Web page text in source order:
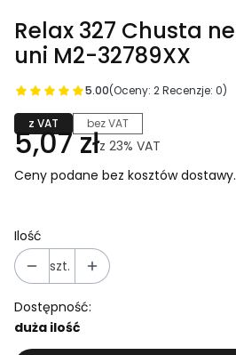
Relax 327 Chusta
uni M2-32789XX
5.00(Oceny: 2 Recenzje: 0)
z VAT bez VAT
5,07 złz 23% VAT
Ceny podane bez kosztów dostawy.
Ilość
szt.
Dostępność:
duża ilość